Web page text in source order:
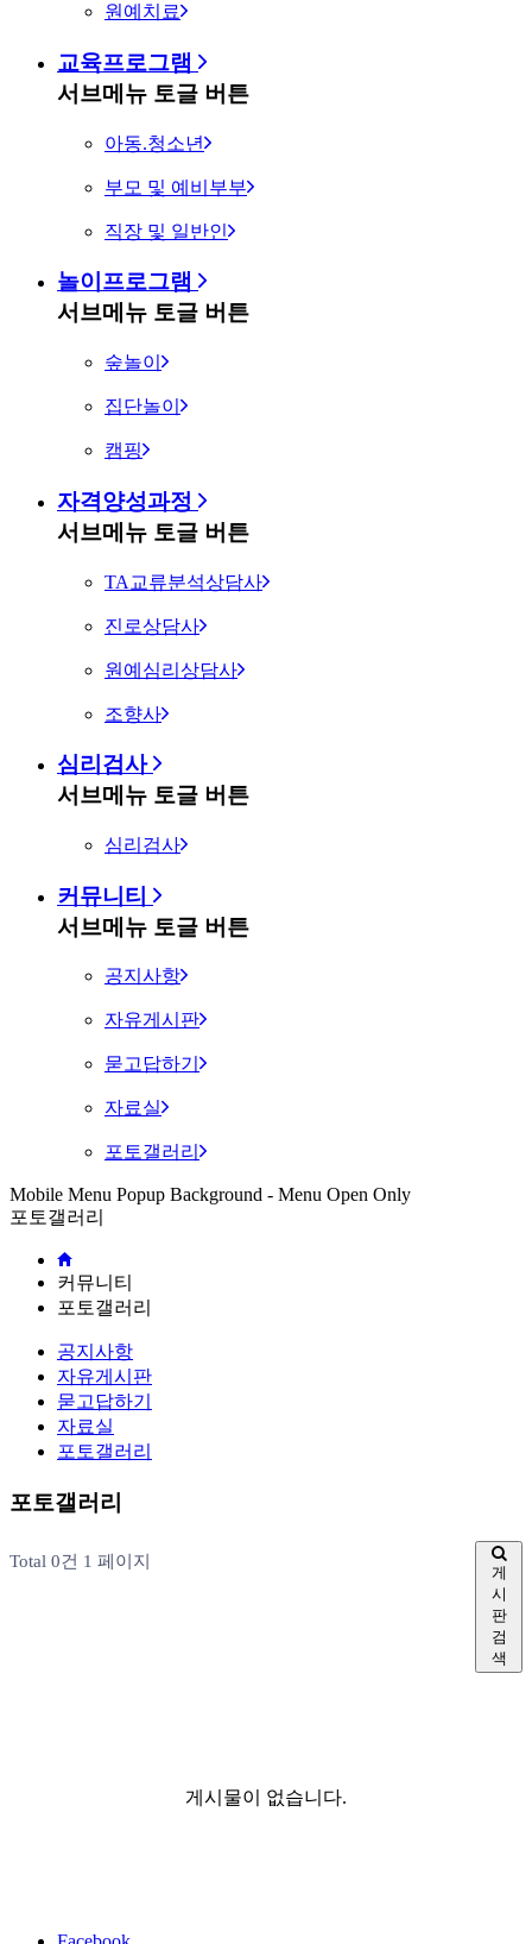
원예치료
교육프로그램
서브메뉴 토글 버튼
아동.청소년
부모 및 예비부부
직장 및 일반인
놀이프로그램
서브메뉴 토글 버튼
숲놀이
집단놀이
캠핑
자격양성과정
서브메뉴 토글 버튼
TA교류분석상담사
진로상담사
원예심리상담사
조향사
심리검사
서브메뉴 토글 버튼
심리검사
커뮤니티
서브메뉴 토글 버튼
공지사항
자유게시판
묻고답하기
자료실
포토갤러리
Mobile Menu Popup Background - Menu Open Only
포토갤러리
커뮤니티
포토갤러리
공지사항
자유게시판
묻고답하기
자료실
포토갤러리
포토갤러리
Total 0건 1 페이지
게
시
판
검
색
게시물이 없습니다.